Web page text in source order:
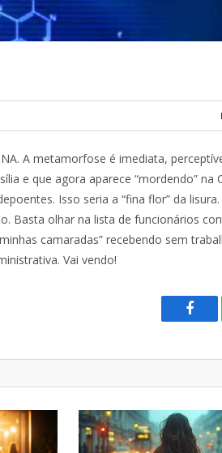
A metamorfose é imediata,
e que agora aparece “mordendo” na
Isso seria a “fina flor” da
Basta olhar na lista de funcionários
camaradas” recebendo sem
Vai vendo!